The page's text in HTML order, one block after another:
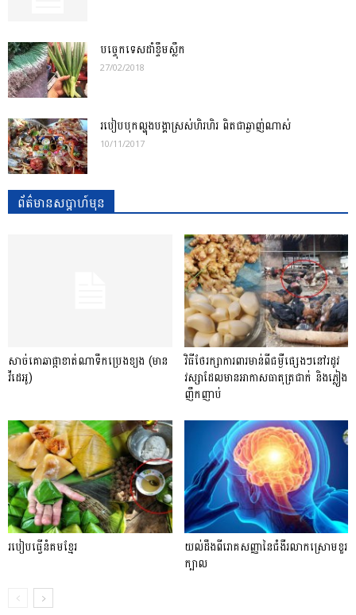
បច្ចេុកទេសដាំខ្ទឹមស្លឹក
27/02/2018
របៀបបុកល្ហុងបង្គាស្រស់ហិរហិរ ពិតជាឆ្ងាញ់ណាស់
10/11/2017
ព័ត៌មានសប្តាហ៍មុន
សាច់គោឆាផ្កាខាត់ណាទឹកប្រេងខ្យង (មាន
វីដេអូ)
វិធីថែរក្សាការពារមាន់ពីជម្ងឺផ្សេងៗនៅរដូវ
វស្សាដែលមានអាកាសធាតុត្រជាក់ និងភ្លៀង
ញឹកញាប់
របៀបធ្វើនំគមខ្មែរ
យល់ដឹងពីរោគសញ្ញា​នៃ​ជំងឺរលាកស្រោមខួរ​
ក្បាល​